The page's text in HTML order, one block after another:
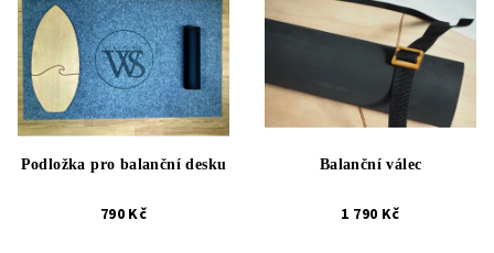
Podložka pro balanční desku
790 Kč
Balanční válec
1 790 Kč